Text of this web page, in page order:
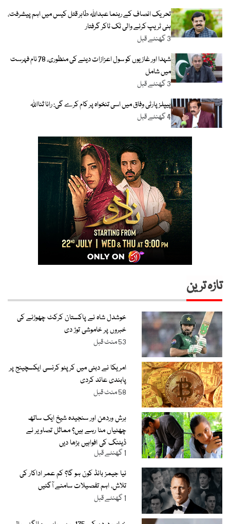
تحریک انصاف کے رہنما عبداللہ طاہر قتل کیس میں اہم پیشرفت،
ہنی ٹریپ کرنے والی ٹک ٹاکر گرفتار
3 گھنٹے قبل
شہدا اور غازیوں کو سول اعزازات دینے کی منظوری، 78 نام فہرست
میں شامل
3 گھنٹے قبل
پیپلز پارٹی وفاق میں اسی تنخواہ پر کام کرے گی: رانا ثنااللہ
4 گھنٹے قبل
تازہ ترین
خوشدل شاہ نے پاکستان کرکٹ چھوڑنے کی
خبروں پر خاموشی توڑ دی
53 منٹ قبل
امریکا نے دبئی میں کرپٹو کرنسی ایکسچینج پر
پابندی عائد کردی
58 منٹ قبل
ہرش وردھن اور سنجیدہ شیخ ایک ساتھ
چھٹیاں منا رہے ہیں؟ مماثل تصاویر نے
ڈیٹنگ کی افواہیں بڑھا دیں
1 گھنٹے قبل
نیا جیمز بانڈ کون ہو گا؟ کم عمر اداکار کی
تلاش، اہم تفصیلات سامنے آگئیں
1 گھنٹے قبل